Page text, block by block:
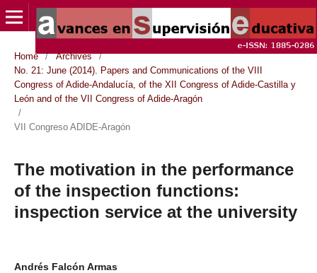
Home / Archives
/
No. 21: June (2014). Papers and Communications of the VIII
Congress of Adide-Andalucía, of the XII Congress of Adide-Castilla y
León and of the VII Congress of Adide-Aragón
/
VII Congreso ADIDE-Aragón
The motivation in the performance
of the inspection functions:
inspection service at the university
Andrés Falcón Armas